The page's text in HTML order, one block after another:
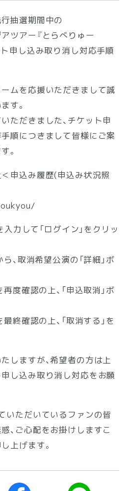
抽選期間中の
ツアー『とらべりゅー
申し込み取り消し対応手順
ムを応援いただきまして誠
す。
ただきました、チケット申
順につきまして皆様にご案
。
申込み履歴(申込み状況照
力して「ログイン」をクリッ
、取消希望公演の「詳細」ボ
度確認の上、「申込取消」ボ
終確認の上、「取消する」を
しますが、希望者の方は上
し込み取り消し対応をお願
いただいているファンの皆
、ご心配をお掛けしますこ
上げます。